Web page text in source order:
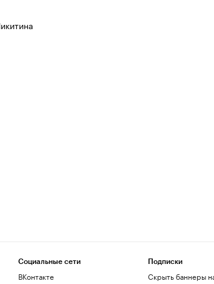
Социальные сети
ВКонтакте
Подписки
Скрыть баннеры